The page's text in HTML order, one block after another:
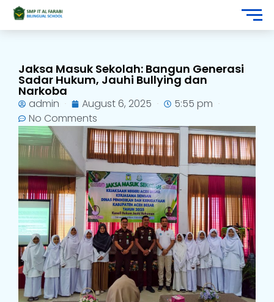
Jaksa Masuk Sekolah: Bangun Generasi
Sadar Hukum, Jauhi Bullying dan
Narkoba
admin August 6, 2025
5:55 pm
No Comments